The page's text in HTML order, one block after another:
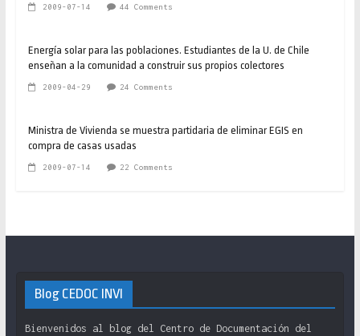
2009-07-14 44 Comments
Energía solar para las poblaciones. Estudiantes de la U. de Chile
enseñan a la comunidad a construir sus propios colectores
2009-04-29 24 Comments
Ministra de Vivienda se muestra partidaria de eliminar EGIS en
compra de casas usadas
2009-07-14 22 Comments
Blog CEDOC INVI
Bienvenidos al blog del Centro de Documentación del